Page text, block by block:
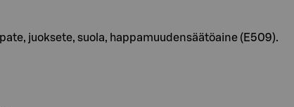
juoksete, suola, happamuudensäätöaine (E509).